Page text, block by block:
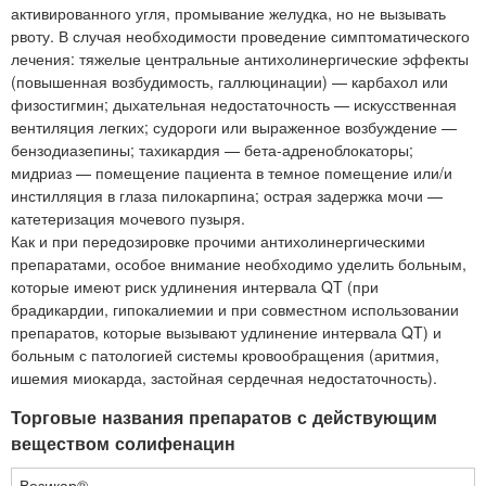
активированного угля, промывание желудка, но не вызывать
рвоту. В случая необходимости проведение симптоматического
лечения: тяжелые центральные антихолинергические эффекты
(повышенная возбудимость, галлюцинации) — карбахол или
физостигмин; дыхательная недостаточность — искусственная
вентиляция легких; судороги или выраженное возбуждение —
бензодиазепины; тахикардия — бета-адреноблокаторы;
мидриаз — помещение пациента в темное помещение или/и
инстилляция в глаза пилокарпина; острая задержка мочи —
катетеризация мочевого пузыря.
Как и при передозировке прочими антихолинергическими
препаратами, особое внимание необходимо уделить больным,
которые имеют риск удлинения интервала QT (при
брадикардии, гипокалиемии и при совместном использовании
препаратов, которые вызывают удлинение интервала QT) и
больным с патологией системы кровообращения (аритмия,
ишемия миокарда, застойная сердечная недостаточность).
Торговые названия препаратов с действующим
веществом солифенацин